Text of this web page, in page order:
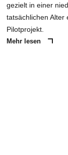
gezielt in einer
tatsächlichen Alter
Pilotprojekt.
Mehr lesen